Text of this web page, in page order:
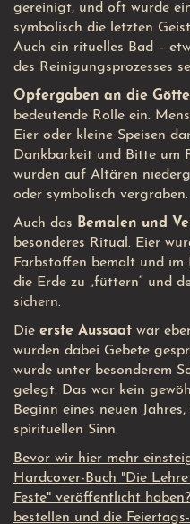
gereinigt, und oft wurde
symbolisch die letzten
Auch ein rituelles Bad –
des Reinigungsprozesses
Opfergaben an die
bedeutende Rolle ein.
Eier oder kleine Speisen
Dankbarkeit und Bitte um
wurden auf Altären
oder symbolisch vergraben.
Auch das Bemalen und
besonderes Ritual. Eier
Farbstoffen bemalt und im
die Erde zu „füttern“ und
sichern.
Die erste Aussaat war
wurden dabei Gebete
wurde unter besonderem
gelegt. Das war kein
Beginn eines neuen
spirituellen Sinn.
Bevor wir hier mehr
Hardcover-Buch "Die
Feste" veröffentlicht
bestellen und die